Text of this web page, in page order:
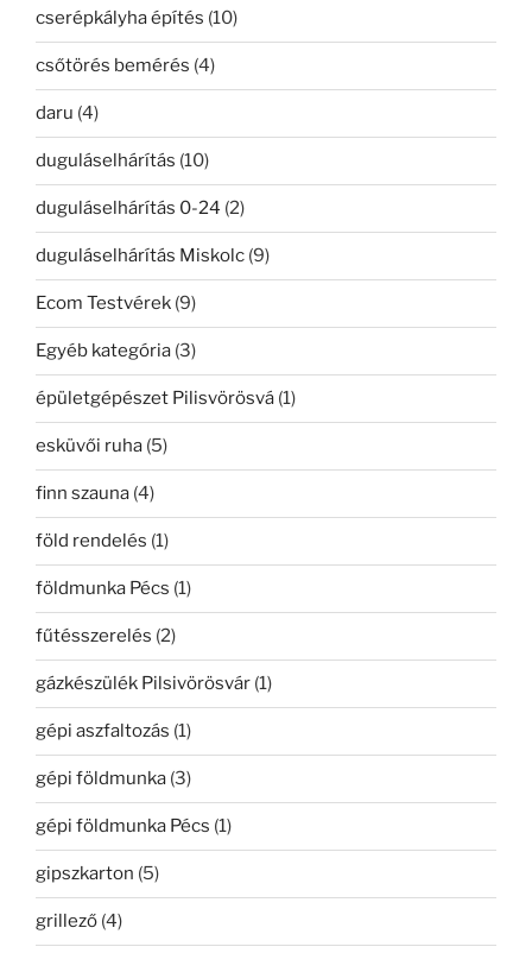
cserépkályha építés (10)
csőtörés bemérés (4)
daru (4)
duguláselhárítás (10)
duguláselhárítás 0-24 (2)
duguláselhárítás Miskolc (9)
Ecom Testvérek (9)
Egyéb kategória (3)
épületgépészet Pilisvörösvá (1)
esküvői ruha (5)
finn szauna (4)
föld rendelés (1)
földmunka Pécs (1)
fűtésszerelés (2)
gázkészülék Pilsivörösvár (1)
gépi aszfaltozás (1)
gépi földmunka (3)
gépi földmunka Pécs (1)
gipszkarton (5)
grillező (4)